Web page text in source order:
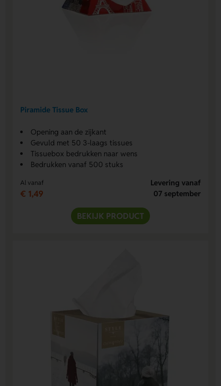
Piramide Tissue Box
Opening aan de zijkant
Gevuld met 50 3-laags tissues
Tissuebox bedrukken naar wens
Bedrukken vanaf 500 stuks
Al vanaf
€ 1,49
Levering vanaf
07 september
BEKIJK PRODUCT